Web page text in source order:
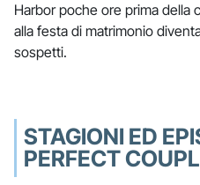
Harbor poche ore prima della
alla festa di matrimonio
sospetti.
STAGIONI ED
PERFECT